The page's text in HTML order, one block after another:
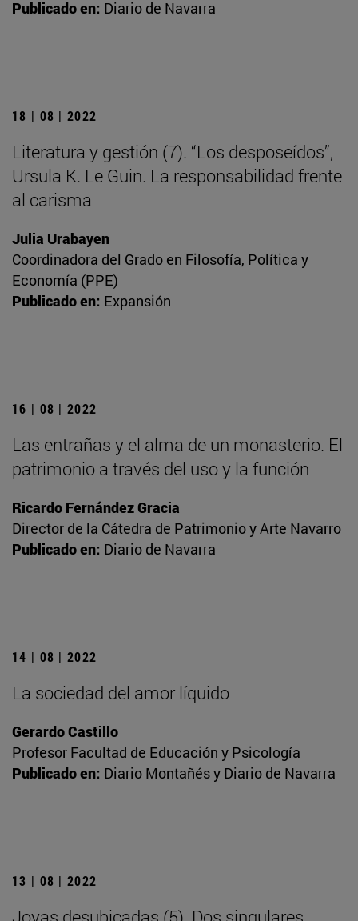
Publicado en: Diario de Navarra
18 | 08 | 2022
Literatura y gestión (7). “Los desposeídos”,
Ursula K. Le Guin. La responsabilidad frente
al carisma
Julia Urabayen
Coordinadora del Grado en Filosofía, Política y
Economía (PPE)
Publicado en: Expansión
16 | 08 | 2022
Las entrañas y el alma de un monasterio. El
patrimonio a través del uso y la función
Ricardo Fernández Gracia
Director de la Cátedra de Patrimonio y Arte Navarro
Publicado en: Diario de Navarra
14 | 08 | 2022
La sociedad del amor líquido
Gerardo Castillo
Profesor Facultad de Educación y Psicología
Publicado en: Diario Montañés y Diario de Navarra
13 | 08 | 2022